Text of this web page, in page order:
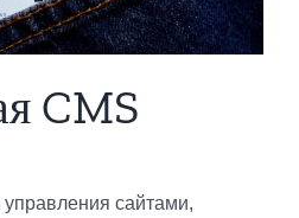
CMS
сайтами,